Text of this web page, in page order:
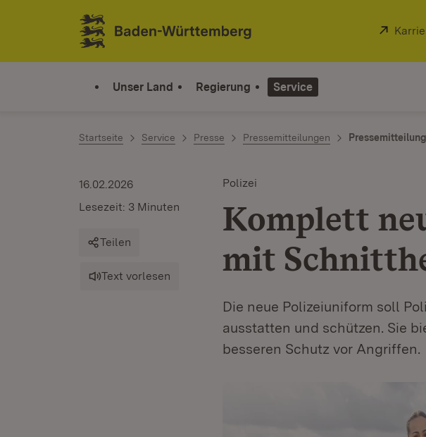
Zum Inhalt springen
Link zur Startseite
Unser Land Regierung Service
Startseite Service Presse Pressemitteilungen Pressemitteilung
Polizei
Komplett
mit
Die neue Polizeiuniform soll
ausstatten und schützen. Sie
besseren Schutz vor Angriffen.
16.02.2026
Lesezeit: 3 Minuten
Teilen
Text vorlesen